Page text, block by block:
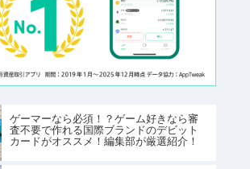
ゲーマーなら必須！？ゲーム好きなら審
査不要で作れる国際ブランドのデビット
カードがオススメ！編集部が厳選紹介！